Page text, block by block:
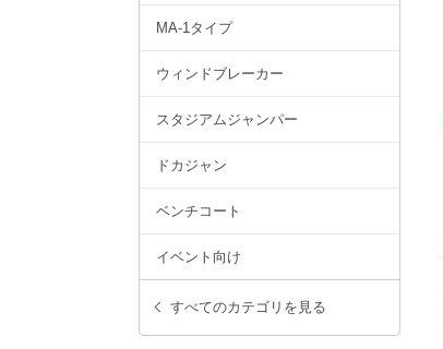
MA-1タイプ
ウィンドブレーカー
スタジアムジャンパー
ドカジャン
ベンチコート
イベント向け
すべてのカテゴリを見る